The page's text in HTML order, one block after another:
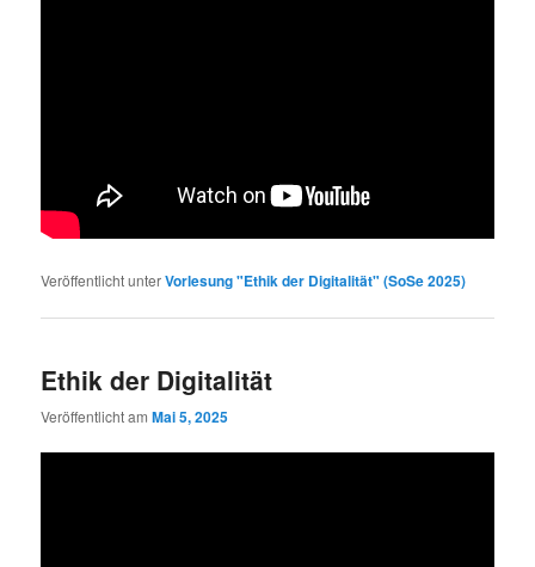
Veröffentlicht unterVorlesung "Ethik der Digitalität" (SoSe 2025)
Ethik der Digitalität
Veröffentlicht amMai 5, 2025